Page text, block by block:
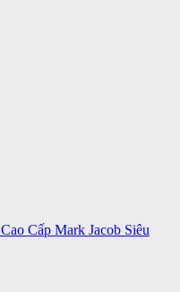
Cấp Mark Jacob Siêu